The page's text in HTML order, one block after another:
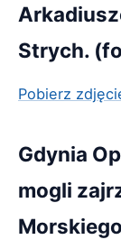
Strych.
Pobierz
Gdynia
mogli